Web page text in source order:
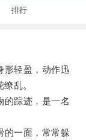
排行
轻盈，动作迅
乱。
踪迹，是一名
一面，常常躲